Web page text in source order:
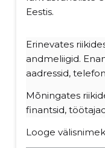
Eestis.
Erinevates
andmeliigid.
aadressid,
Mõningates
finantsid,
Looge